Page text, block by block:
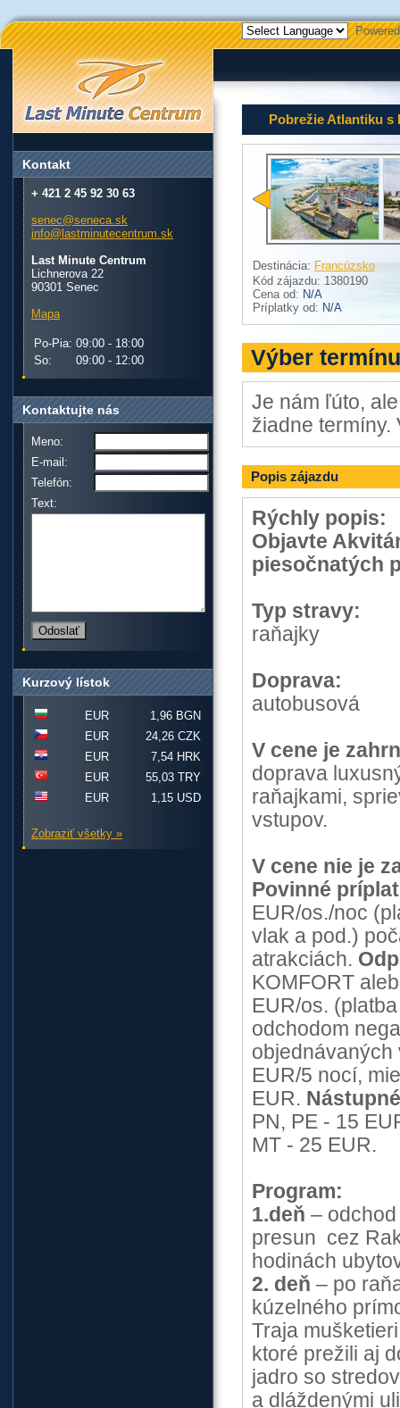
Pobrežie Atlantiku s
Destinácia: Francúzsko
Kód zájazdu: 1380190
Cena od: N/A
Príplatky od: N/A
Výber termínu
Je nám ľúto,
žiadne termíny.
Popis zájazdu
Rýchly popis:
Objavte
piesočnatých
Typ stravy:
raňajky
Doprava:
autobusová
V cene je
doprava
raňajkami,
vstupov.
V cene nie je
Povinné
EUR/os./noc
vlak a pod.)
atrakciách.
KOMFORT
EUR/os.
odchodom
EUR/5 nocí,
EUR.
PN, PE - 15
MT - 25 EUR.
Program:
1.deň –
presun cez
hodinách
2. deň – po
kúzelného
Traja
ktoré prežili aj
jadro so
a dláždenými
Kontakt
+ 421 2 45 92 30 63
senec@seneca.sk
info@lastminutecentrum.sk
Last Minute Centrum
Lichnerova 22
90301 Senec
Mapa
Po-Pia: 09:00 - 18:00
So:
09:00 - 12:00
Kontaktujte nás
Meno:
E-mail:
Telefón:
Text:
Kurzový lístok
EUR
1,96 BGN
EUR
24,26 CZK
EUR
7,54 HRK
EUR
55,03 TRY
EUR
1,15 USD
Zobraziť všetky »